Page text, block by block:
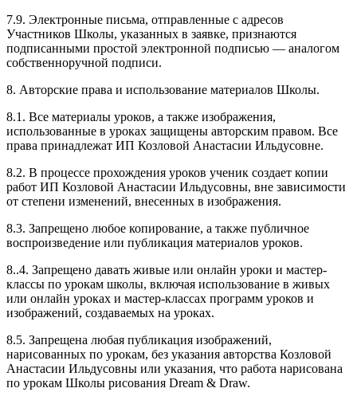
7.9. Электронные письма, отправленные с адресов
Участников Школы, указанных в заявке, признаются
подписанными простой электронной подписью — аналогом
собственноручной подписи.
8. Авторские права и использование материалов Школы.
8.1. Все материалы уроков, а также изображения,
использованные в уроках защищены авторским правом. Все
права принадлежат ИП Козловой Анастасии Ильдусовне.
8.2. В процессе прохождения уроков ученик создает копии
работ ИП Козловой Анастасии Ильдусовны, вне зависимости
от степени изменений, внесенных в изображения.
8.3. Запрещено любое копирование, а также публичное
воспроизведение или публикация материалов уроков.
8..4. Запрещено давать живые или онлайн уроки и мастер-
классы по урокам школы, включая использование в живых
или онлайн уроках и мастер-классах программ уроков и
изображений, создаваемых на уроках.
8.5. Запрещена любая публикация изображений,
нарисованных по урокам, без указания авторства Козловой
Анастасии Ильдусовны или указания, что работа нарисована
по урокам Школы рисования Dream & Draw.